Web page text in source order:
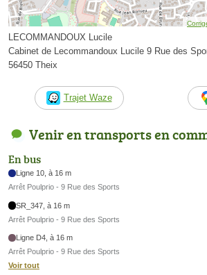
LECOMMANDOUX Lucile
Cabinet de Lecommandoux Lucile 9 Rue des
56450 Theix
Trajet Waze
Venir en transports en
En bus
Ligne 10, à 16 m
Arrêt Poulprio - 9 Rue des Sports
SR_347, à 16 m
Arrêt Poulprio - 9 Rue des Sports
Ligne D4, à 16 m
Arrêt Poulprio - 9 Rue des Sports
Voir tout